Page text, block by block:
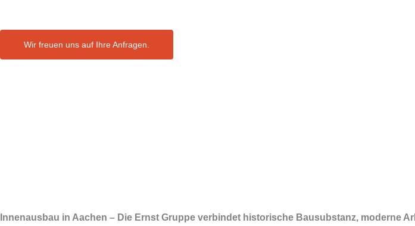
Wir freuen uns auf Ihre Anfragen.
Innenausbau in Aachen – Die Ernst Gruppe verbindet historische Bausubstanz, moderne